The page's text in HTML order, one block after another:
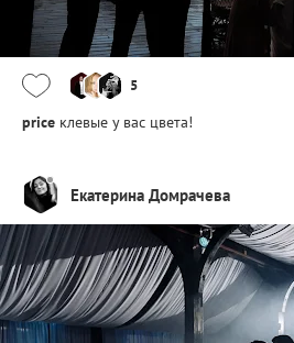
5
price клевые у вас цвета!
Екатерина Домрачева